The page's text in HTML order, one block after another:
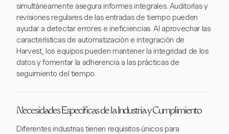
simultáneamente asegura informes integrales. Auditorías y
revisiones regulares de las entradas de tiempo pueden
ayudar a detectar errores e ineficiencias. Al aprovechar las
características de automatización e integración de
Harvest, los equipos pueden mantener la integridad de los
datos y fomentar la adherencia a las prácticas de
seguimiento del tiempo.
Necesidades Específicas de la Industria y Cumplimiento
Diferentes industrias tienen requisitos únicos para